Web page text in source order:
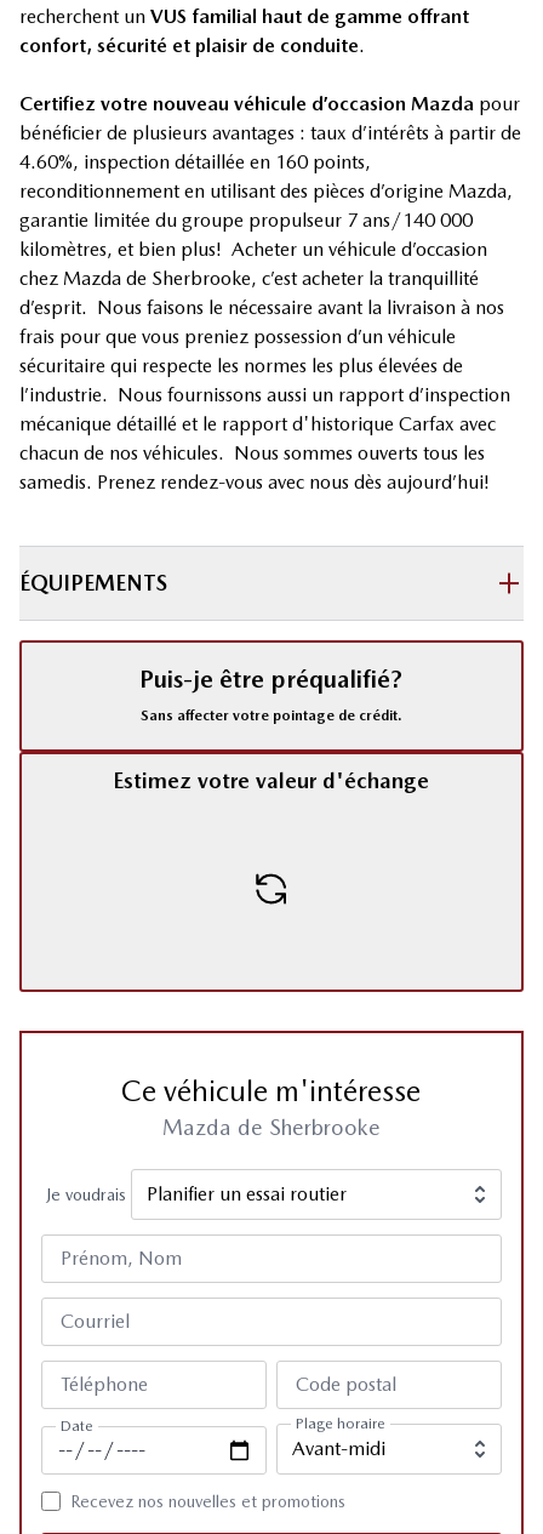
recherchent un VUS familial haut de gamme offrant
confort, sécurité et plaisir de conduite.
Certifiez votre nouveau véhicule d’occasion Mazda pour
bénéficier de plusieurs avantages : taux d’intérêts à partir de
4.60%, inspection détaillée en 160 points,
reconditionnement en utilisant des pièces d’origine Mazda,
garantie limitée du groupe propulseur 7 ans/140 000
kilomètres, et bien plus! Acheter un véhicule d’occasion
chez Mazda de Sherbrooke, c’est acheter la tranquillité
d’esprit. Nous faisons le nécessaire avant la livraison à nos
frais pour que vous preniez possession d’un véhicule
sécuritaire qui respecte les normes les plus élevées de
l’industrie. Nous fournissons aussi un rapport d’inspection
mécanique détaillé et le rapport d'historique Carfax avec
chacun de nos véhicules. Nous sommes ouverts tous les
samedis. Prenez rendez-vous avec nous dès aujourd’hui!
ÉQUIPEMENTS
Ce véhicule m'intéresse
Mazda de Sherbrooke
Je voudrais
Prénom, Nom
Courriel
Téléphone Code postal
Date Plage horaire
Recevez nos nouvelles et promotions
Puis-je être préqualifié?
Sans affecter votre pointage de crédit.
Estimez votre valeur d'échange